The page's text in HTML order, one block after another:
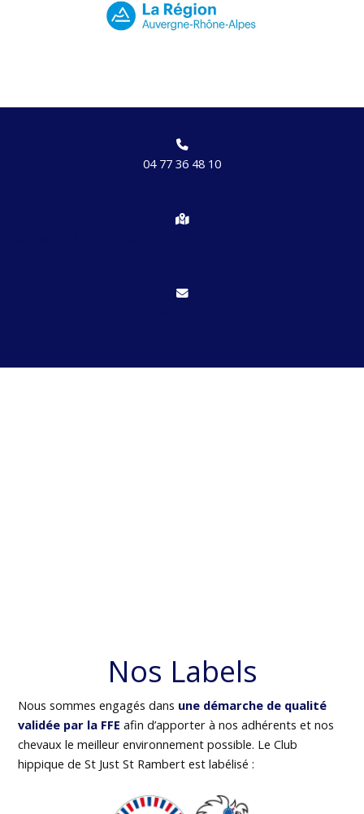
04 77 36 48 10
Nos Labels
Nous sommes engagés dans une démarche de qualité
validée par la FFE afin d’apporter à nos adhérents et nos
chevaux le meilleur environnement possible. Le Club
hippique de St Just St Rambert est labélisé :